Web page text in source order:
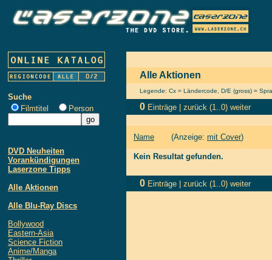
Suche
Filmtitel
Person
DVD Neuheiten
Vorankündigungen
Laserzone Tipps
Alle Aktionen
Alle Blu-Ray Discs
Bollywood
Eastern-Asia
Science Fiction
Anime/Manga
Alle Aktionen
Legende: Cx = Ländercode, D/E (gross) =
0 Einträge | zurück (1..0) weiter
Name (Anzeige: mit Cover)
Kein Resultat gefunden.
0 Einträge | zurück (1..0) weiter